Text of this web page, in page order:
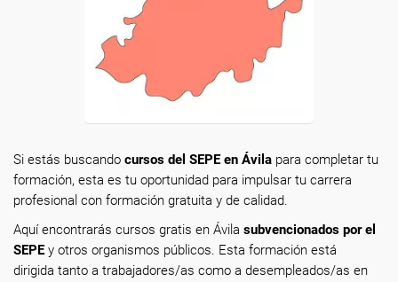
Si estás buscando cursos del SEPE en Ávila para completar tu
formación, esta es tu oportunidad para impulsar tu carrera
profesional con formación gratuita y de calidad.
Aquí encontrarás cursos gratis en Ávila subvencionados por el
SEPEy otros organismos públicos. Esta formación está
dirigida tanto a trabajadores/as como a desempleados/as en